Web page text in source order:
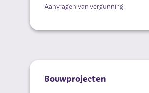
Aanvragen van vergunning
Bouwprojecten